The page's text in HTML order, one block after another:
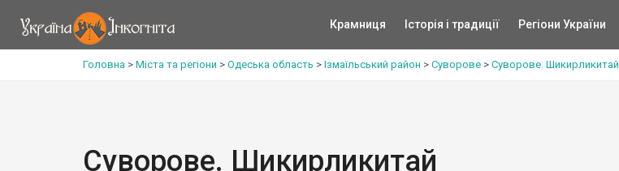
Крамниця Історія і традиції Регіони України
Головна > Міста та регіони > Одеська область > Ізмаїльський район > Суворове > Суворове. Шикирликитай
Суворове. Шикирликитай